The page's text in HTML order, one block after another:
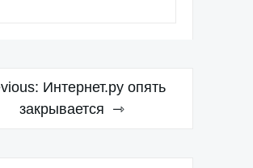
Интернет.ру опять
закрывается